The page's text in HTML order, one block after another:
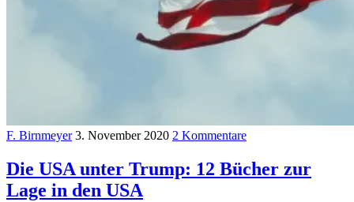
F. Birnmeyer 3. November 2020 2 Kommentare
Die USA unter Trump: 12 Bücher zur
Lage in den USA